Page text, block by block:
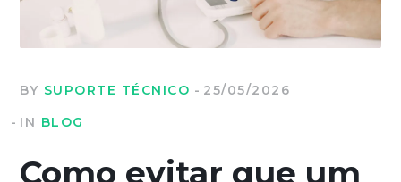
BY SUPORTE TÉCNICO
25/05/2026
IN BLOG
Como evitar que um